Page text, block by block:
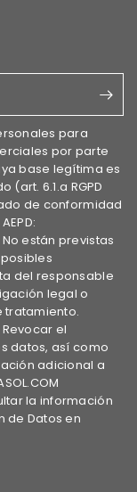
para
por parte
base legítima es
6.1.a RGPD
de conformidad
están previstas
del responsable
legal o
tratamiento.
Revocar el
datos, así como
adicional a
la información
de Datos en